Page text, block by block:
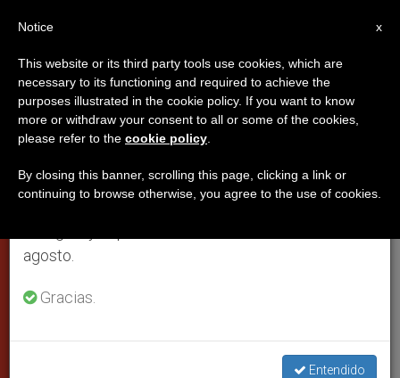
PAPAS
El Papa Con La Liga Antidifamación (Foto©Osservatore Romano)
×
Aviso importante
Del 27 de julio al 7 de agosto haremos la pausa
anual, aprovechando que en el periodo de verano
se generan menos informaciones y también el
agosto.
Gracias.
Entendido
x
Notice
This website or its third party tools use cookies, which are
necessary to its functioning and required to achieve the
purposes illustrated in the cookie policy. If you want to know
more or withdraw your consent to all or some of the cookies,
please refer to the cookie policy
By closing this banner, scrolling this page, clicking a link or
continuing to browse otherwise, you agree to the use of cookies.